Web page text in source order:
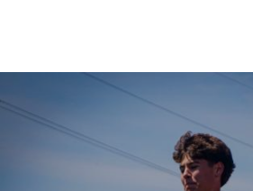
principal
to